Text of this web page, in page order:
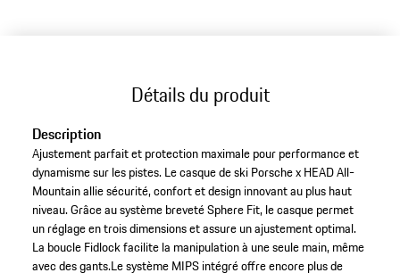
Détails du produit
Description
Ajustement parfait et protection maximale pour performance et
dynamisme sur les pistes. Le casque de ski Porsche x HEAD All-
Mountain allie sécurité, confort et design innovant au plus haut
niveau. Grâce au système breveté Sphere Fit, le casque permet
un réglage en trois dimensions et assure un ajustement optimal.
La boucle Fidlock facilite la manipulation à une seule main, même
avec des gants.Le système MIPS intégré offre encore plus de